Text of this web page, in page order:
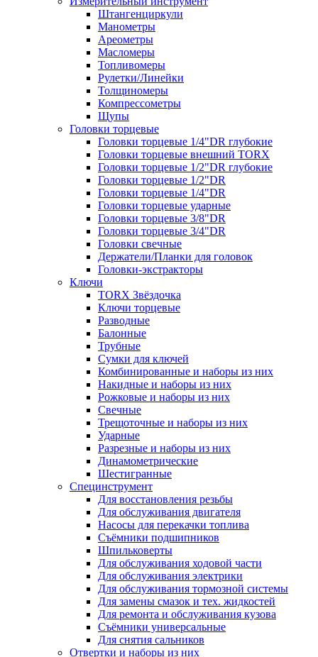
Штангенциркули
Манометры
Ареометры
Масломеры
Топливомеры
Рулетки/Линейки
Толщиномеры
Компрессометры
Щупы
Головки торцевые
Головки торцевые 1/4"DR глубокие
Головки торцевые внешний TORX
Головки торцевые 1/2"DR глубокие
Головки торцевые 1/2"DR
Головки торцевые 1/4"DR
Головки торцевые ударные
Головки торцевые 3/8"DR
Головки торцевые 3/4"DR
Головки свечные
Держатели/Планки для головок
Головки-экстракторы
Ключи
TORX Звёздочка
Ключи торцевые
Разводные
Балонные
Трубные
Сумки для ключей
Комбинированные и наборы из них
Накидные и наборы из них
Рожковые и наборы из них
Свечные
Трещоточные и наборы из них
Ударные
Разрезные и наборы из них
Динамометрические
Шестигранные
Специнструмент
Для восстановления резьбы
Для обслуживания двигателя
Насосы для перекачки топлива
Съёмники подшипников
Шпильковерты
Для обслуживания ходовой части
Для обслуживания электрики
Для обслуживания тормозной системы
Для замены смазок и тех. жидкостей
Для ремонта и обслуживания кузова
Съёмники универсальные
Для снятия сальников
Отвертки и наборы из них